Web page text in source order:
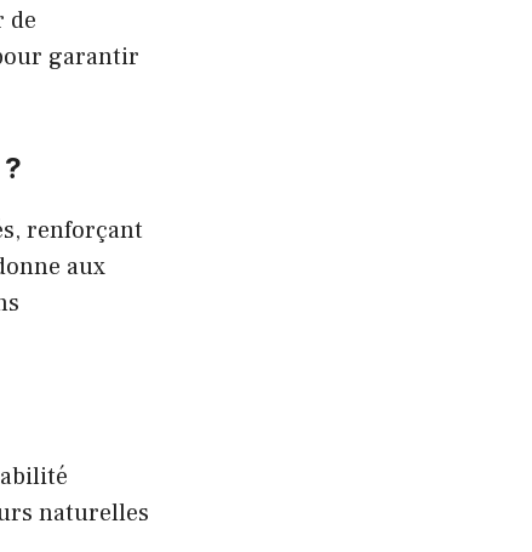
de
garantir
renforçant
aux
naturelles